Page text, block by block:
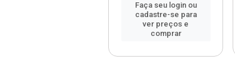
Faça seu login ou
cadastre-se para
ver preços e
comprar